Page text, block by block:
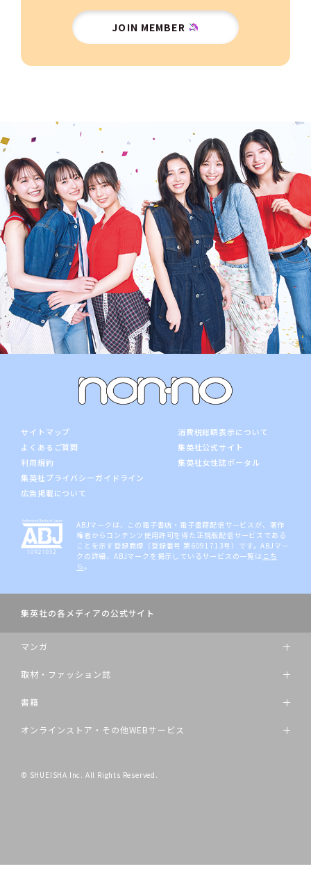
JOIN MEMBER
サイトマップ
よくあるご質問
利用規約
集英社プライバシーガイドライン
広告掲載について
消費税総額表示について
集英社公式サイト
集英社女性誌ポータル
ABJマークは、この電子書店・電子書籍配信サービスが、著作
権者からコンテンツ使用許可を得た正規版配信サービスである
ことを示す登録商標（登録番号 第6091713号）です。ABJマー
クの詳細、ABJマークを掲示しているサービスの一覧は こち
ら。
集英社の各メディアの公式サイト
マンガ
取材・ファッション誌
書籍
オンラインストア・その他WEBサービス
© SHUEISHA Inc. All Rights Reserved.